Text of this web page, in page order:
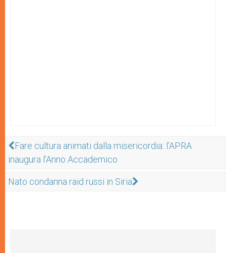
Fare cultura animati dalla misericordia: l’APRA
inaugura l’Anno Accademico
Nato condanna raid russi in Siria